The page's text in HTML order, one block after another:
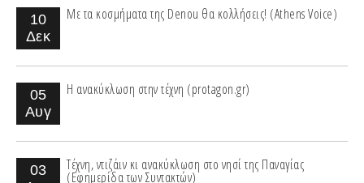
10
Δεκ
Με τα κοσμήματα της Denou θα κολλήσεις! (Athens Voice)
05
Αυγ
Η ανακύκλωση στην τέχνη (protagon.gr)
03
Τέχνη, ντιζάιν κι ανακύκλωση στο νησί της Παναγίας
(Εφημερίδα των Συντακτών)